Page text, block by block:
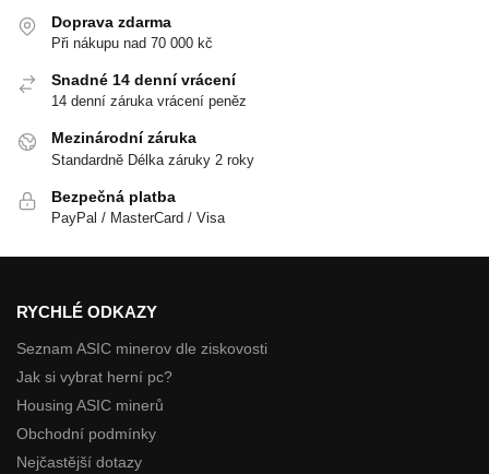
Doprava zdarma
Při nákupu nad 70 000 kč
Snadné 14 denní vrácení
14 denní záruka vrácení peněz
Mezinárodní záruka
Standardně Délka záruky 2 roky
Bezpečná platba
PayPal / MasterCard / Visa
RYCHLÉ ODKAZY
Seznam ASIC minerov dle ziskovosti
Jak si vybrat herní pc?
Housing ASIC minerů
Obchodní podmínky
Nejčastější dotazy